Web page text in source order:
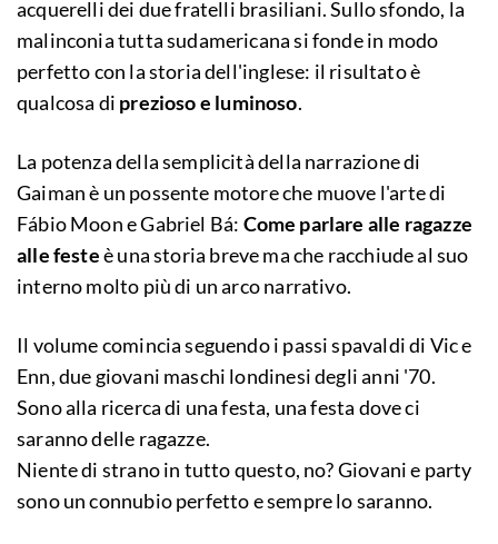
acquerelli dei due fratelli brasiliani. Sullo sfondo, la
malinconia tutta sudamericana si fonde in modo
perfetto con la storia dell'inglese: il risultato è
qualcosa di prezioso e luminoso.
La potenza della semplicità della narrazione di
Gaiman è un possente motore che muove l'arte di
Fábio Moon e Gabriel Bá: Come parlare alle ragazze
alle festeè una storia breve ma che racchiude al suo
interno molto più di un arco narrativo.
Il volume comincia seguendo i passi spavaldi di Vic e
Enn, due giovani maschi londinesi degli anni '70.
Sono alla ricerca di una festa, una festa dove ci
saranno delle ragazze.
Niente di strano in tutto questo, no? Giovani e party
sono un connubio perfetto e sempre lo saranno.